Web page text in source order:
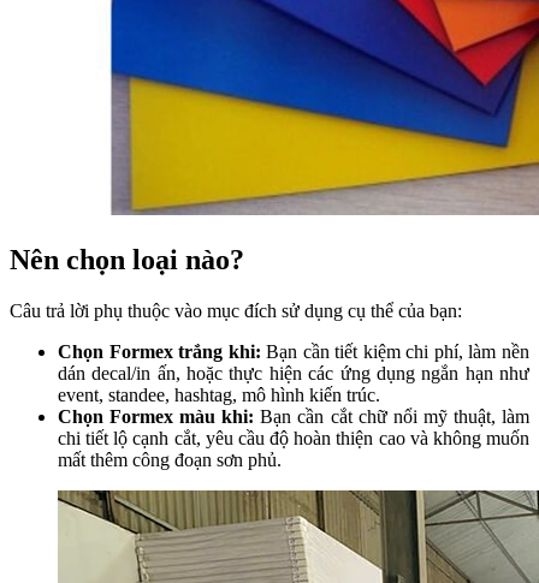
Nên chọn loại nào?
Câu trả lời phụ thuộc vào mục đích sử dụng cụ thể của bạn:
Chọn Formex trắng khi: Bạn cần tiết kiệm chi phí, làm nền
dán decal/in ấn, hoặc thực hiện các ứng dụng ngắn hạn như
event, standee, hashtag, mô hình kiến trúc.
Chọn Formex màu khi: Bạn cần cắt chữ nổi mỹ thuật, làm
chi tiết lộ cạnh cắt, yêu cầu độ hoàn thiện cao và không muốn
mất thêm công đoạn sơn phủ.